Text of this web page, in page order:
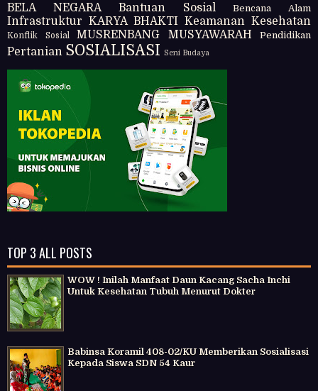
BELA NEGARA Bantuan Sosial Bencana Alam
Infrastruktur KARYA BHAKTI Keamanan Kesehatan
Konflik Sosial MUSRENBANG MUSYAWARAH Pendidikan
Pertanian SOSIALISASI Seni Budaya
TOP 3 ALL POSTS
WOW ! Inilah Manfaat Daun Kacang Sacha Inchi
Untuk Kesehatan Tubuh Menurut Dokter
Babinsa Koramil 408-02/KU Memberikan Sosialisasi
Kepada Siswa SDN 54 Kaur